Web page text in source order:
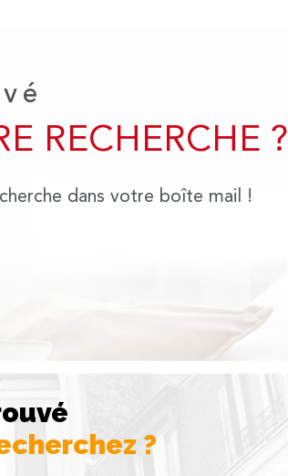
RECHERCHE ?
dans votre boîte mail !
?